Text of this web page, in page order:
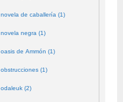
novela de caballería (1)
novela negra (1)
oasis de Ammón (1)
obstrucciones (1)
odaleuk (2)